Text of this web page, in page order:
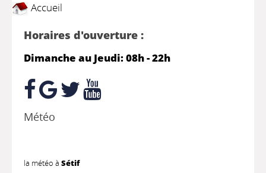
Accueil
Horaires d'ouverture :
Dimanche au Jeudi: 08h - 22h
Météo
la météo à Sétif